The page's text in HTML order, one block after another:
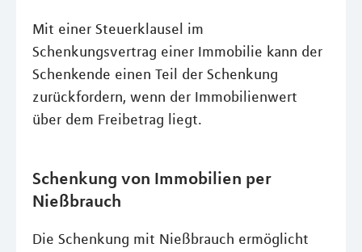
Mit einer Steuerklausel im
Schenkungsvertrag einer Immobilie kann der
Schenkende einen Teil der Schenkung
zurückfordern, wenn der Immobilienwert
über dem Freibetrag liegt.
Schenkung von Immobilien per
Nießbrauch
Die Schenkung mit Nießbrauch ermöglicht